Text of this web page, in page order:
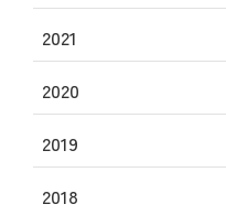
2021
2020
2019
2018